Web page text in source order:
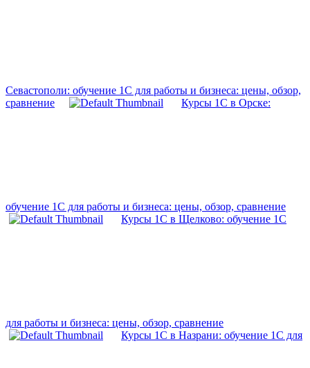
Севастополи: обучение 1С для работы и бизнеса: цены, обзор,
сравнение
Курсы 1С в Орске:
обучение 1С для работы и бизнеса: цены, обзор, сравнение
Курсы 1С в Щелково: обучение 1С
для работы и бизнеса: цены, обзор, сравнение
Курсы 1С в Назрани: обучение 1С для